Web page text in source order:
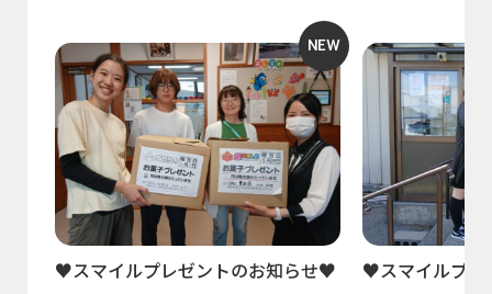
NEW
♥スマイルプレゼントのお知らせ♥ ♥スマイルプ